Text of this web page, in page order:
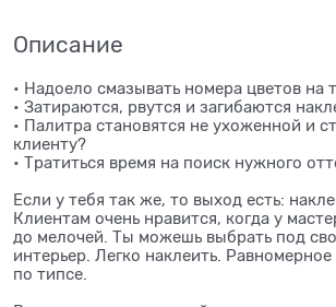
Описание
• Надоело смазывать номера цветов на
• Затираются, рвутся и загибаются
• Палитра становятся не ухоженной и
клиенту?
• Тратиться время на поиск нужного
Если у тебя так же, то выход есть:
Клиентам очень нравится, когда у
до мелочей. Ты можешь выбрать под
интерьер. Легко наклеить.
по типсе.